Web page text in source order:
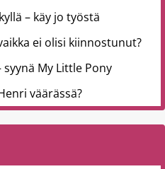
– käy jo työstä
ei olisi kiinnostunut?
My Little Pony
väärässä?